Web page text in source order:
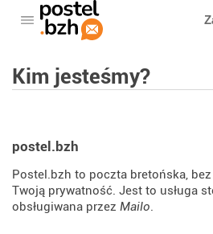
Otwórz menu
Kim jesteśmy?
postel.bzh
Postel.bzh to poczta bretońska,
Twoją prywatność. Jest to usługa
obsługiwana przez Mailo.